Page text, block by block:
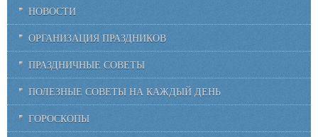
НОВОСТИ
ОРГАНИЗАЦИЯ ПРАЗДНИКОВ
ПРАЗДНИЧНЫЕ СОВЕТЫ
ПОЛЕЗНЫЕ СОВЕТЫ НА КАЖДЫЙ ДЕНЬ
ГОРОСКОПЫ